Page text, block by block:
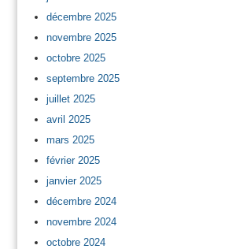
décembre 2025
novembre 2025
octobre 2025
septembre 2025
juillet 2025
avril 2025
mars 2025
février 2025
janvier 2025
décembre 2024
novembre 2024
octobre 2024